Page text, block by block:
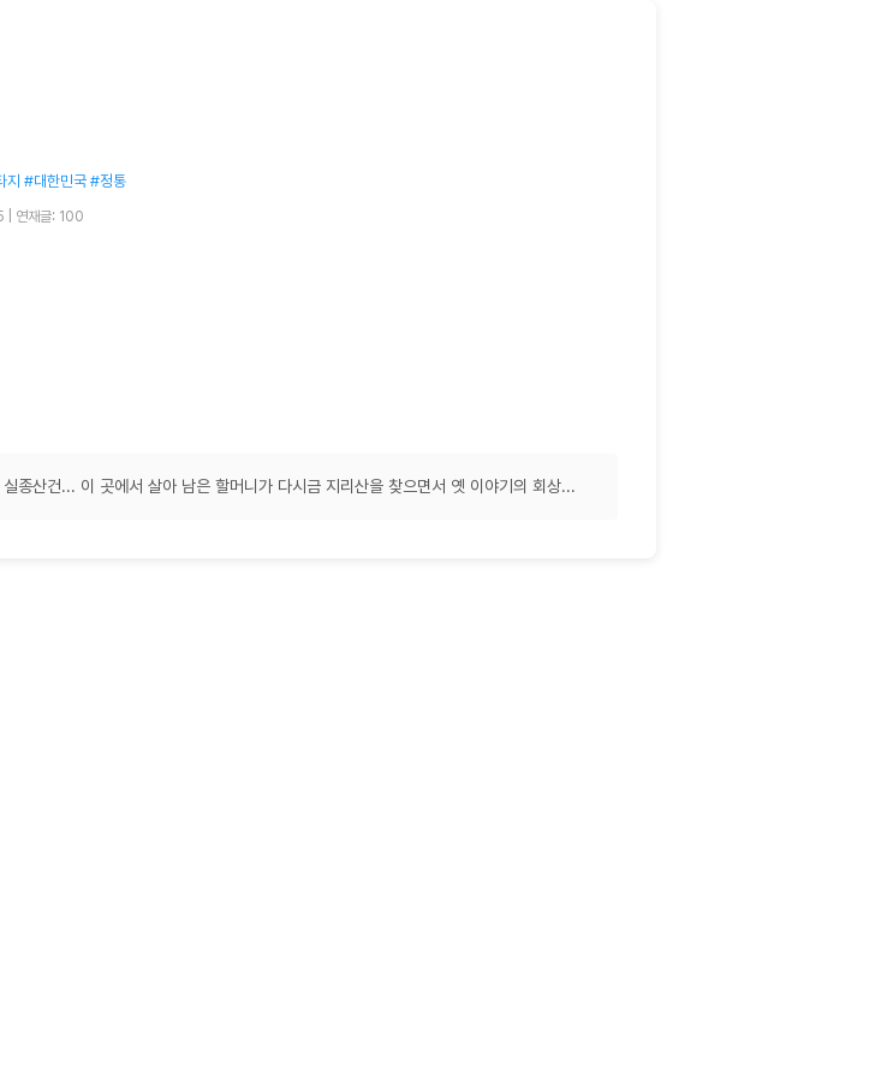
지 #대한민국 #정통
연재글: 100
종산건... 이 곳에서 살아 남은 할머니가 다시금 지리산을 찾으면서 옛 이야기의 회상...